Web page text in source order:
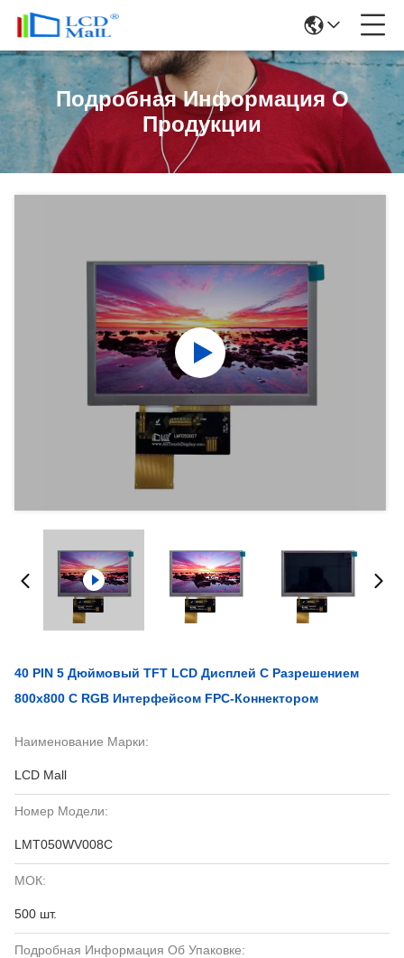
Подробная Информация О
Продукции
40 PIN 5 Дюймовый TFT LCD Дисплей С Разрешением
800x800 С RGB Интерфейсом FPC-Коннектором
Наименование Марки:
LCD Mall
Номер Модели:
LMT050WV008C
МОК:
500 шт.
Подробная Информация Об Упаковке: